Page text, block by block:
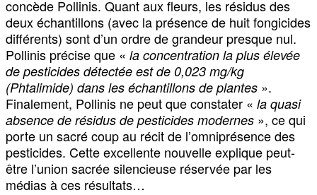
concède Pollinis. Quant aux fleurs, les résidus des
deux échantillons (avec la présence de huit fongicides
différents) sont d’un ordre de grandeur presque nul.
Pollinis précise que « la concentration la plus élevée
de pesticides détectée est de 0,023 mg/kg
(Phtalimide) dans les échantillons de plantes ».
Finalement, Pollinis ne peut que constater « la quasi
absence de résidus de pesticides modernes », ce qui
porte un sacré coup au récit de l’omniprésence des
pesticides. Cette excellente nouvelle explique peut-
être l’union sacrée silencieuse réservée par les
médias à ces résultats…